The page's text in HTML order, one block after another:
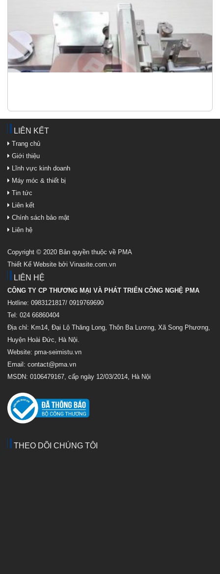
LIÊN KẾT
Trang chủ
Giới thiệu
Lĩnh vực kinh doanh
Máy móc & thiết bị
Tin tức
Liên kết
Chính sách bảo mật
Liên hệ
Copyright © 2020 Bản quyền thuộc về PMA
Thiết Kế Website bởi Vinasite.com.vn
LIÊN HỆ
CÔNG TY CP THƯƠNG MẠI VÀ PHÁT TRIỂN CÔNG NGHỆ PMA
Hotline: 0983121817/ 0919769690
Tel: 024 66860404
Địa chỉ: Km14, Đại Lộ Thăng Long, Thôn Ba Lương, Xã Song Phương,
Huyện Hoài Đức, Hà Nội.
Website: pma-seimistu.vn
Email: contact@pma.vn
MSDN: 0106479167, cấp ngày 12/03/2014, Hà Nội
THEO DÕI CHÚNG TÔI